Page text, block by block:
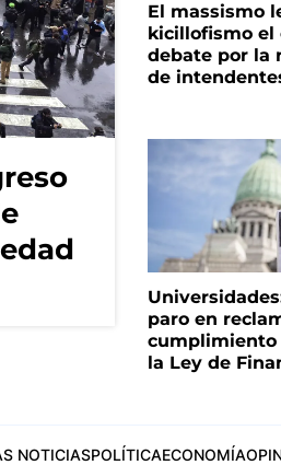
El massismo
kicillofismo el
debate por la
de
paro en
cumplimiento
la Ley de
NOTICIASPOLÍTICAECONOMÍA